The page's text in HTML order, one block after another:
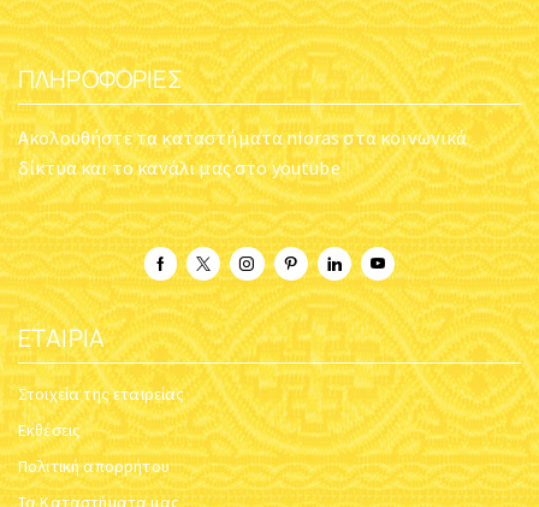
ΠΛΗΡΟΦΟΡΊΕΣ
Ακολουθήστε τα καταστήματα nioras στα κοινωνικά
δίκτυα και το κανάλι μας στο youtube
ΕΤΑΙΡΊΑ
Στοιχεία της εταιρείας
Εκθέσεις
Πολιτική απορρήτου
Τα Καταστήματα μας